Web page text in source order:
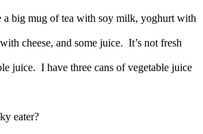
a big mug of tea with soy milk, yoghurt with
cheese, and some juice. It’s not fresh
juice. I have three cans of vegetable juice
eater?